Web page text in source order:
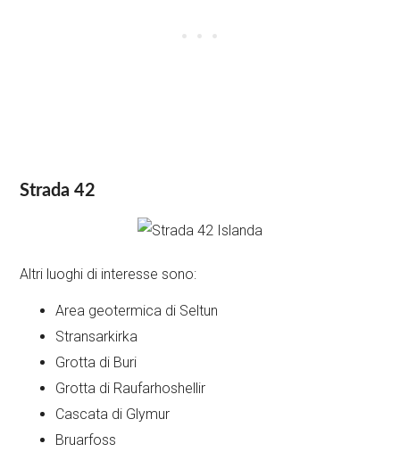
Strada 42
Altri luoghi di interesse sono:
Area geotermica di Seltun
Stransarkirka
Grotta di Buri
Grotta di Raufarhoshellir
Cascata di Glymur
Bruarfoss